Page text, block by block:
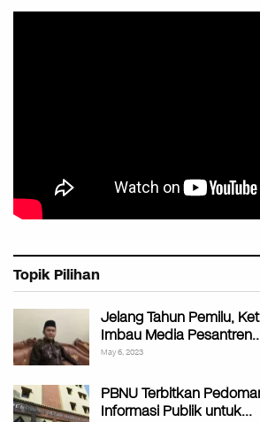
Topik Pilihan
Jelang Tahun Pemilu,
Imbau Media
May 6, 2023
PBNU Terbitkan
Informasi Publik untuk…